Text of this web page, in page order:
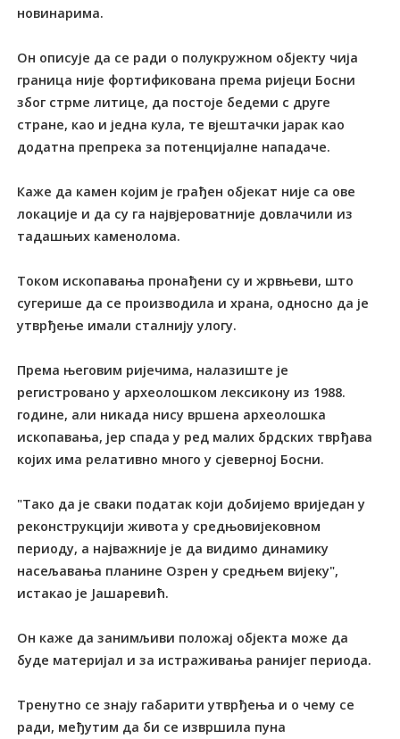
новинарима.
Он описује да се ради о полукружном објекту чија
граница није фортификована према ријеци Босни
због стрме литице, да постоје бедеми с друге
стране, као и једна кула, те вјештачки јарак као
додатна препрека за потенцијалне нападаче.
Каже да камен којим је грађен објекат није са ове
локације и да су га највјероватније довлачили из
тадашњих каменолома.
Током ископавања пронађени су и жрвњеви, што
сугерише да се производила и храна, односно да је
утврђење имали сталнију улогу.
Према његовим ријечима, налазиште је
регистровано у археолошком лексикону из 1988.
године, али никада нису вршена археолошка
ископавања, јер спада у ред малих брдских тврђава
којих има релативно много у сјеверној Босни.
"Тако да је сваки податак који добијемо вриједан у
реконструкцији живота у средњовијековном
периоду, а најважније је да видимо динамику
насељавања планине Озрен у средњем вијеку",
истакао је Јашаревић.
Он каже да занимљиви положај објекта може да
буде материјал и за истраживања ранијег периода.
Тренутно се знају габарити утврђења и о чему се
ради, међутим да би се извршила пуна